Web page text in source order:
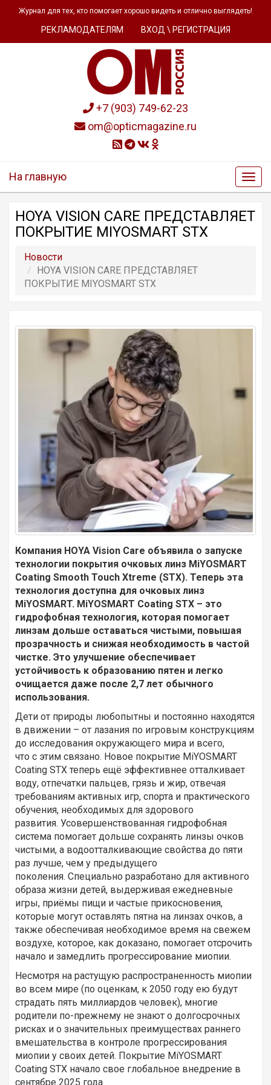
Журнал для тех, кто помогает хорошо видеть и отлично выглядеть!
РЕКЛАМОДАТЕЛЯМ ВХОД \ РЕГИСТРАЦИЯ
+7 (903) 749-62-23
om@opticmagazine.ru
На главную
HOYA VISION CARE ПРЕДСТАВЛЯЕТ
ПОКРЫТИЕ MIYOSMART STX
Новости
HOYA VISION CARE ПРЕДСТАВЛЯЕТ
ПОКРЫТИЕ MIYOSMART STX
Компания HOYA Vision Care объявила о запуске
технологии покрытия очковых линз MiYOSMART
Coating Smooth Touch Xtreme (STX). Теперь эта
технология доступна для очковых линз
MiYOSMART. MiYOSMART Coating STX – это
гидрофобная технология, которая помогает
линзам дольше оставаться чистыми, повышая
прозрачность и снижая необходимость в частой
чистке. Это улучшение обеспечивает
устойчивость к образованию пятен и легко
очищается даже после 2,7 лет обычного
использования.
Дети от природы любопытны и постоянно находятся
в движении – от лазания по игровым конструкциям
до исследования окружающего мира и всего,
что с этим связано. Новое покрытие MiYOSMART
Coating STX теперь ещё эффективнее отталкивает
воду, отпечатки пальцев, грязь и жир, отвечая
требованиям активных игр, спорта и практического
обучения, необходимых для здорового
развития. Усовершенствованная гидрофобная
система помогает дольше сохранять линзы очков
чистыми, а водоотталкивающие свойства до пяти
раз лучше, чем у предыдущего
поколения. Специально разработано для активного
образа жизни детей, выдерживая ежедневные
игры, приёмы пищи и частые прикосновения,
которые могут оставлять пятна на линзах очков, а
также обеспечивая необходимое время на свежем
воздухе, которое, как доказано, помогает отсрочить
начало и замедлить прогрессирование миопии.
Несмотря на растущую распространенность миопии
во всем мире (по оценкам, к 2050 году ею будут
страдать пять миллиардов человек), многие
родители по-прежнему не знают о долгосрочных
рисках и о значительных преимуществах раннего
вмешательства в контроле прогрессирования
миопии у своих детей. Покрытие MiYOSMART
Coating STX начало свое глобальное внедрение в
сентябре 2025 года.